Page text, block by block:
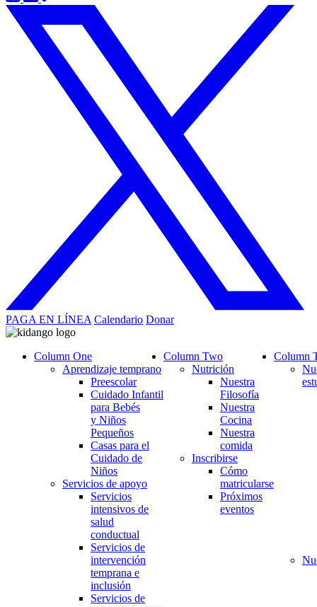
PAGA EN LÍNEA Calendario Donar
Column One
Aprendizaje temprano
Preescolar
Cuidado Infantil
para Bebés
y Niños
Pequeños
Casas para el
Cuidado de
Niños
Servicios de apoyo
Servicios
intensivos de
salud
conductual
Servicios de
intervención
temprana e
inclusión
Servicios de
Column Two
Nutrición
Nuestra
Filosofía
Nuestra
Cocina
Nuestra
comida
Inscribirse
Cómo
matricularse
Próximos
eventos
Column